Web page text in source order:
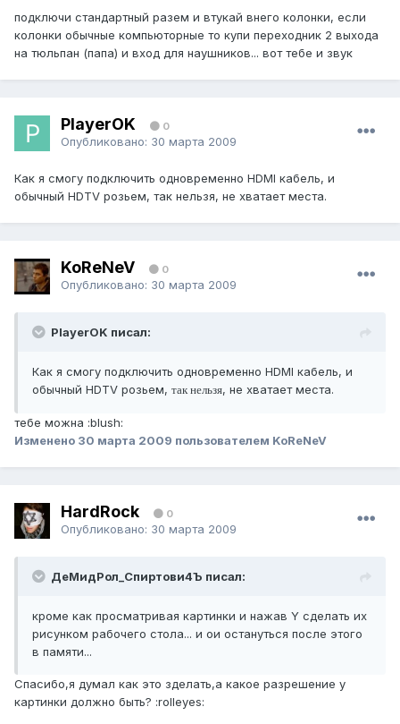
подключи стандартный разем и втукай внего колонки, если
колонки обычные компьюторные то купи переходник 2 выхода
на тюльпан (папа) и вход для наушников... вот тебе и звук
PlayerOK 0
Опубликовано: 30 марта 2009
Как я смогу подключить одновременно HDMI кабель, и
обычный НDTV розьем, так нельзя, не хватает места.
KoReNeV 0
Опубликовано: 30 марта 2009
PlayerOK писал:
Как я смогу подключить одновременно HDMI кабель, и
обычный НDTV розьем, так нельзя, не хватает места.
тебе можна :blush:
Изменено 30 марта 2009 пользователем KoReNeV
HardRock 0
Опубликовано: 30 марта 2009
ДеМидРол_Спиртови4Ъ писал:
кроме как просматривая картинки и нажав Y сделать их
рисунком рабочего стола... и ои остануться после этого
в памяти...
Спасибо,я думал как это зделать,а какое разрешение у
картинки должно быть? :rolleyes: